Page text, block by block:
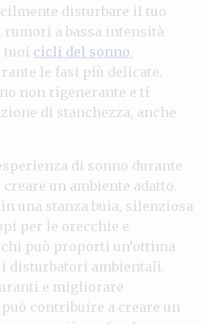
disturbare il tuo
a bassa intensità
tuoi cicli del sonno,
le fasi più delicate.
non rigenerante e ti
di stanchezza, anche
di sonno durante
un ambiente adatto.
una stanza buia, silenziosa
per le orecchie e
può proporti un’ottima
disturbatori ambientali.
e migliorare
contribuire a creare un